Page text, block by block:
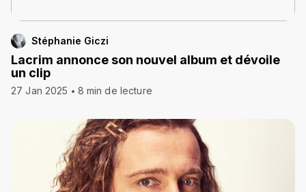
Stéphanie Giczi
Lacrim annonce son nouvel album et dévoile
un clip
27 Jan 2025 8 min de lecture